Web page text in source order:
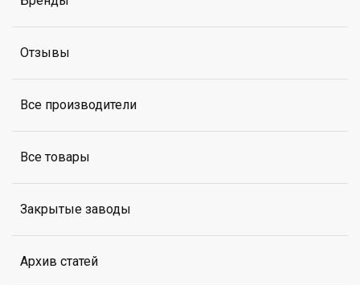
Отзывы
Все производители
Все товары
Закрытые заводы
Архив статей